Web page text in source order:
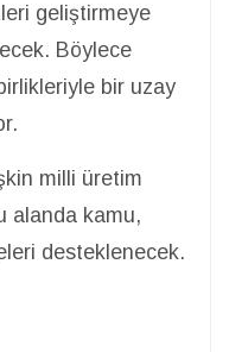
geliştirmeye
Böylece
bir uzay
milli üretim
alanda kamu,
desteklenecek.